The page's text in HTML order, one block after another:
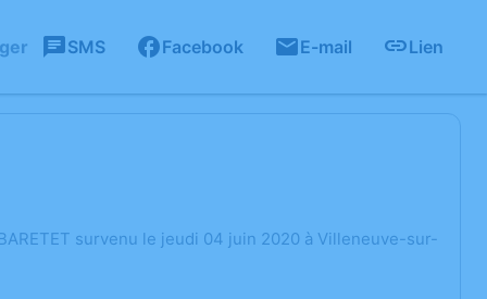
SMS Facebook E-mail Lien
survenu le jeudi 04 juin 2020 à Villeneuve-sur-